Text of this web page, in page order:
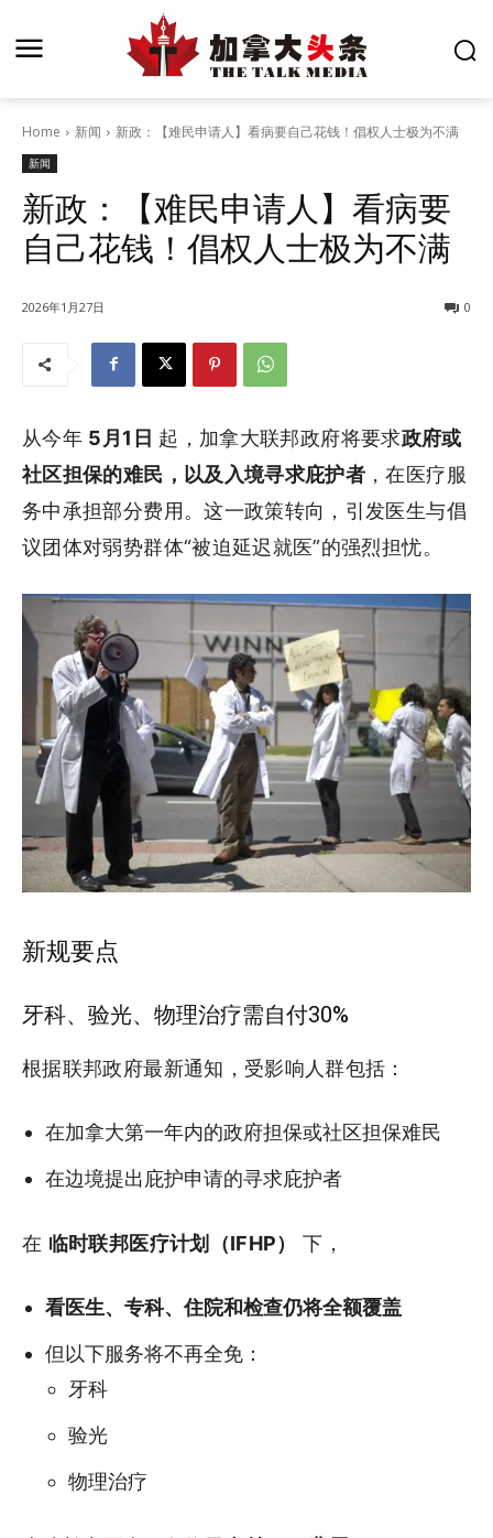
Home 新闻 新政：【难民申请人】看病要自己花钱！倡权人士极为不满
新闻
新政：【难民申请人】看病要
自己花钱！倡权人士极为不满
2026年1月27日 0
从今年 5月1日 起，加拿大联邦政府将要求政府或
社区担保的难民，以及入境寻求庇护者 ，在医疗服
务中承担部分费用。这一政策转向，引发医生与倡
议团体对弱势群体“被迫延迟就医”的强烈担忧。
新规要点
牙科、验光、物理治疗需自付30%
根据联邦政府最新通知，受影响人群包括：
在加拿大第一年内的政府担保或社区担保难民
在边境提出庇护申请的寻求庇护者
在 临时联邦医疗计划（IFHP） 下，
看医生、专科、住院和检查仍将全额覆盖
但以下服务将不再全免：
牙科
验光
物理治疗